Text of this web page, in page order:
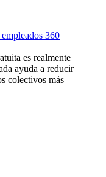
360
es realmente
ayuda a reducir
colectivos más